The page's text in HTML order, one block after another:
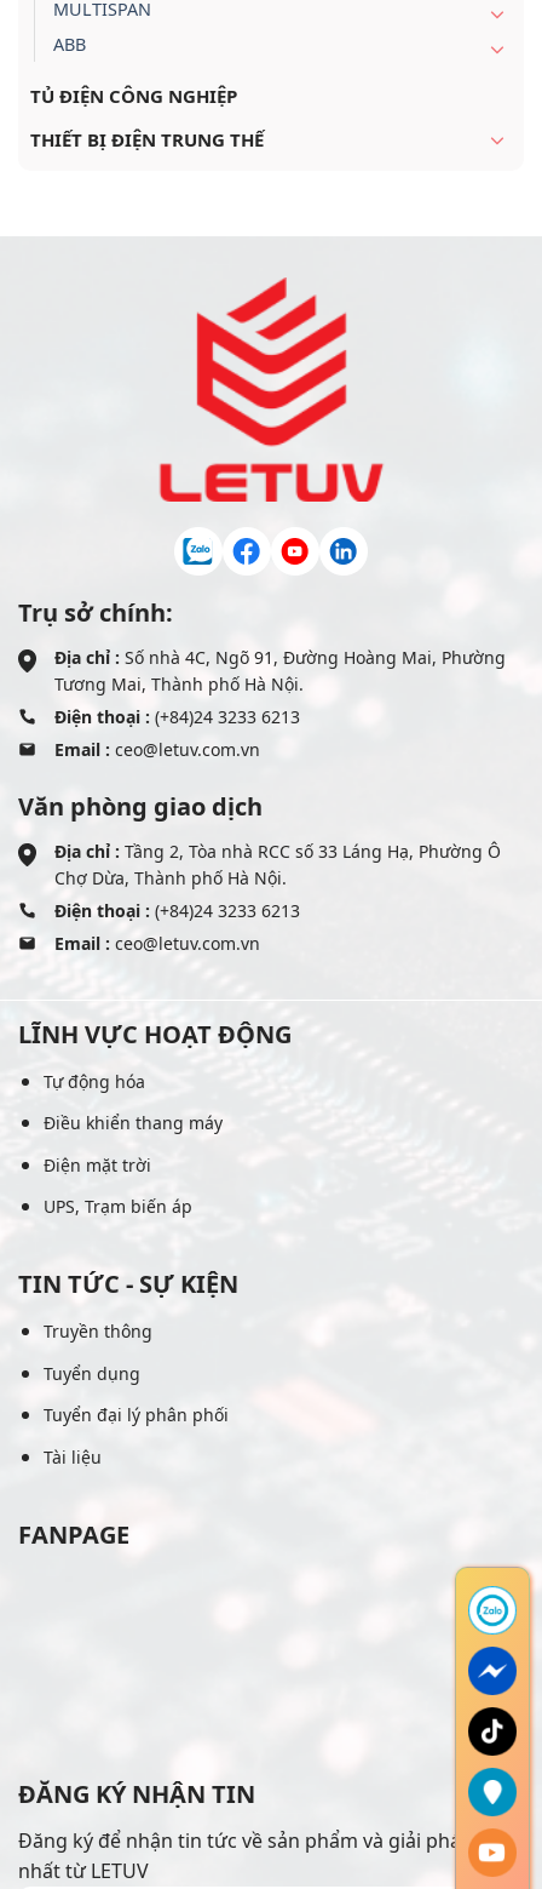
MULTISPAN
ABB
TỦ ĐIỆN CÔNG NGHIỆP
THIẾT BỊ ĐIỆN TRUNG THẾ
Trụ sở chính:
Địa chỉ : Số nhà 4C, Ngõ 91, Đường Hoàng Mai, Phường
Tương Mai, Thành phố Hà Nội.
Điện thoại : (+84)24 3233 6213
Email : ceo@letuv.com.vn
Văn phòng giao dịch
Địa chỉ : Tầng 2, Tòa nhà RCC số 33 Láng Hạ, Phường Ô
Chợ Dừa, Thành phố Hà Nội.
Điện thoại : (+84)24 3233 6213
Email : ceo@letuv.com.vn
LĨNH VỰC HOẠT ĐỘNG
Tự động hóa
Điều khiển thang máy
Điện mặt trời
UPS, Trạm biến áp
TIN TỨC - SỰ KIỆN
Truyền thông
Tuyển dụng
Tuyển đại lý phân phối
Tài liệu
FANPAGE
ĐĂNG KÝ NHẬN TIN
Đăng ký để nhận tin tức về sản phẩm và giải pháp mới
nhất từ LETUV